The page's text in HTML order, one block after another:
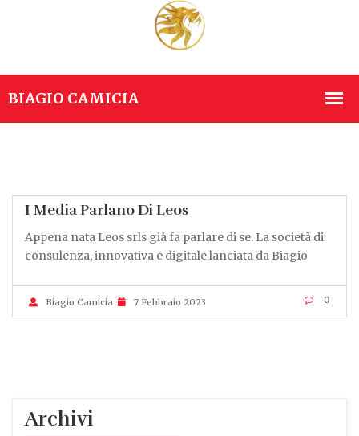
I Media Parlano Di Leos
Appena nata Leos srls già fa parlare di se. La società di
consulenza, innovativa e digitale lanciata da Biagio
Biagio Camicia 7 Febbraio 2023 0
Archivi